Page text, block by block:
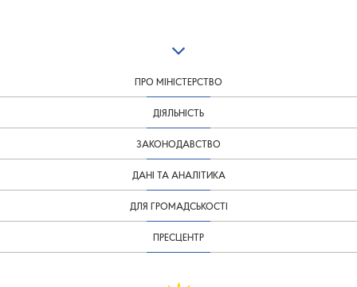
ПРО МІНІСТЕРСТВО
ДІЯЛЬНІСТЬ
ЗАКОНОДАВСТВО
ДАНІ ТА АНАЛІТИКА
ДЛЯ ГРОМАДСЬКОСТІ
ПРЕСЦЕНТР